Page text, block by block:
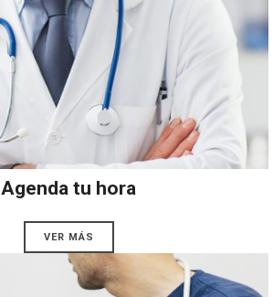
Agenda tu hora
VER MÁS